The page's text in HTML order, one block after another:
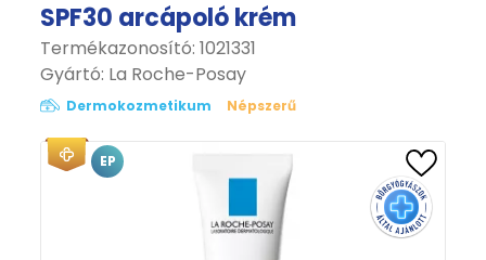
SPF30 arcápoló krém
Termékazonosító: 1021331
Gyártó: La Roche-Posay
Dermokozmetikum Népszerű
EP